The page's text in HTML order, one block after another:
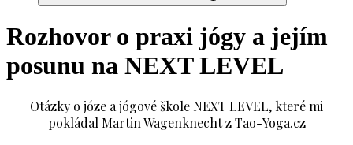
Rozhovor o praxi jógy a jejím
posunu na NEXT LEVEL
Otázky o józe a jógové škole NEXT LEVEL, které mi
pokládal Martin Wagenknecht z Tao-Yoga.cz